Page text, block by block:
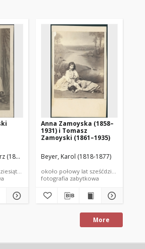
(1819-1877)
XIX wieku
Anna Zamoyska (1858–
1931) i Tomasz
Zamoyski (1861–1935)
Beyer, Karol (1818-1877)
około połowy lat sześćdziesiątych
fotografia zabytkowa
More